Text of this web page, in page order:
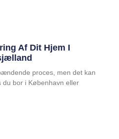
Af Dit Hjem I
proces, men det kan
bor i København eller